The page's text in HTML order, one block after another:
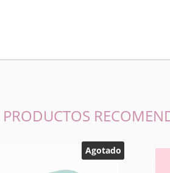
PRODUCTOS
Agotado